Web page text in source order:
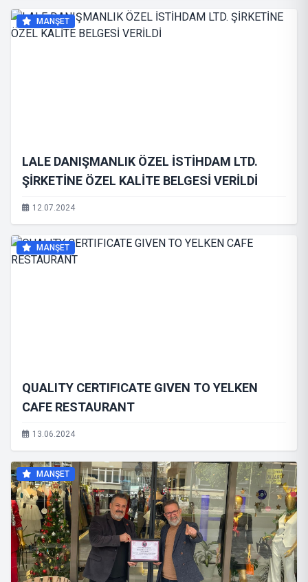
MANŞET
LALE DANIŞMANLIK ÖZEL İSTİHDAM LTD.
ŞİRKETİNE ÖZEL KALİTE BELGESİ VERİLDİ
12.07.2024
MANŞET
QUALITY CERTIFICATE GIVEN TO YELKEN
CAFE RESTAURANT
13.06.2024
MANŞET